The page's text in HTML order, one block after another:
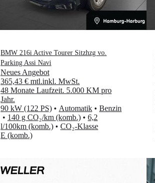
BMW 216i Active Tourer Sitzhzg vo.
Parking Assi Navi
Neues Angebot
365,43 € mtl.inkl. MwSt.
48 Monate Laufzeit. 5.000 KM pro
Jahr.
90 kW (122 PS) • Automatik • Benzin
• 140 g CO₂/km (komb.) • 6,2
l/100km (komb.) • CO₂-Klasse
E (komb.)